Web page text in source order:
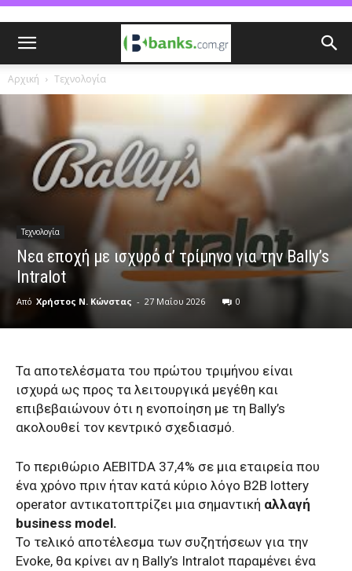
Αρχική Τεχνολογία
Τεχνολογία
Nεα εποχή με ισχυρό α’ τρίμηνο για την Bally’s
Intralot
Από Χρήστος Ν. Κώνστας - 27 Μαΐου 2026 0
Τα αποτελέσματα του πρώτου τριμήνου είναι
ισχυρά ως προς τα λειτουργικά μεγέθη και
επιβεβαιώνουν ότι η ενοποίηση με τη Bally’s
ακολουθεί τον κεντρικό σχεδιασμό.
Το περιθώριο AEBITDA 37,4% σε μια εταιρεία που
ένα χρόνο πριν ήταν κατά κύριο λόγο B2B lottery
operator αντικατοπτρίζει μια σημαντική αλλαγή
business model.
Το τελικό αποτέλεσμα των συζητήσεων για την
Evoke, θα κρίνει αν η Bally’s Intralot παραμένει ένα